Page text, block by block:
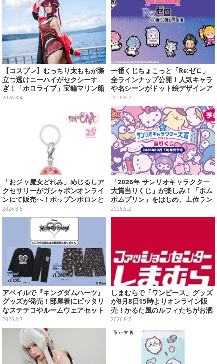
【コスプレ】むっちり太ももが際
立つ透けニーハイがセクシーす
ぎ！「ホロライブ」宝鐘マリン船
長が反則級の可愛いへそ出し姿で
2026.8.4
一番くじちょこっと「Re:ゼロ」
全ラインナップ公開！人気キャラ
や名シーンがドット絵デザインア
クリルマグネットに
2026.8.7
「おジャ魔女どれみ」めじるしア
クセサリーがガシャポンオンライ
ンにて販売へ！ポップンポロンと
魔法玉の2連チャームなど全9種
2026.8.5
「2026年 サンリオキャラクター
大賞当りくじ」が楽しみ！「ポム
ポムプリン」をはじめ、上位ラン
クインが登場するスペシャル企画
2026.8.2
アベイルで『キングダムハーツ』
グッズが発売！部屋着にピッタリ
なステテコやルームウェアセット
2026.8.7
しまむらで「ワンピース」グッズ
が8月8日15時よりオンライン販
売！かるた風のルフィたちがお洒
落なバッグや、チョッパーが可愛
いサンダルも
2026.8.7